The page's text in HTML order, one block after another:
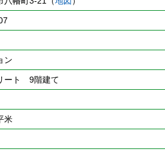
ン
ート 9階建て
米